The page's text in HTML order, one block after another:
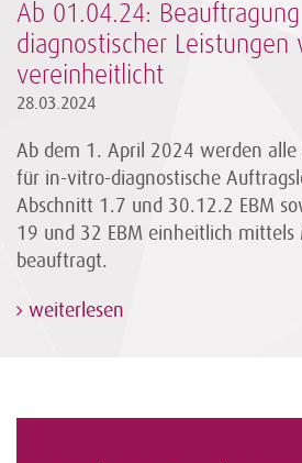
Ab 01.04.24:
diagnostischer Leistungen
vereinheitlicht
28.03.2024
Ab dem 1. April 2024 werden alle
für in-vitro-diagnostische
Abschnitt 1.7 und 30.12.2 EBM
19 und 32 EBM einheitlich mittels
beauftragt.
weiterlesen